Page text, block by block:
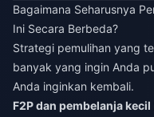
Bagaimana Seharusnya
Ini Secara Berbeda?
Strategi pemulihan yang
banyak yang ingin Anda
Anda inginkan kembali.
F2P dan pembelanja